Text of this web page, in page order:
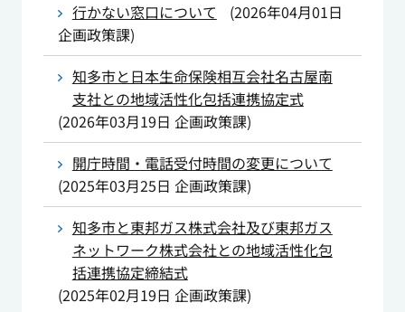
行かない窓口について
(2026年04月01日
企画政策課)
知多市と日本生命保険相互会社名古屋南
支社との地域活性化包括連携協定式
(2026年03月19日 企画政策課)
開庁時間・電話受付時間の変更について
(2025年03月25日 企画政策課)
知多市と東邦ガス株式会社及び東邦ガス
ネットワーク株式会社との地域活性化包
括連携協定締結式
(2025年02月19日 企画政策課)